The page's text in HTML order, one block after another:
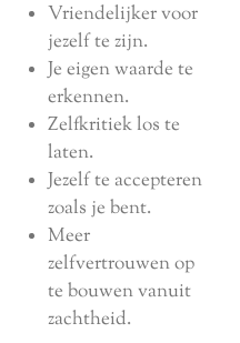
Vriendelijker voor
jezelf te zijn.
Je eigen waarde te
erkennen.
Zelfkritiek los te
laten.
Jezelf te accepteren
zoals je bent.
Meer
zelfvertrouwen op
te bouwen vanuit
zachtheid.